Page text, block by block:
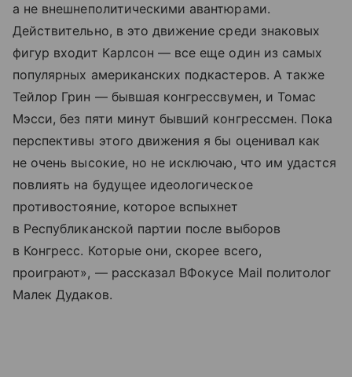
а не внешнеполитическими авантюрами.
Действительно, в это движение среди знаковых
фигур входит Карлсон — все еще один из самых
популярных американских подкастеров. А также
Тейлор Грин — бывшая конгрессвумен, и Томас
Мэсси, без пяти минут бывший конгрессмен. Пока
перспективы этого движения я бы оценивал как
не очень высокие, но не исключаю, что им удастся
повлиять на будущее идеологическое
противостояние, которое вспыхнет
в Республиканской партии после выборов
в Конгресс. Которые они, скорее всего,
проиграют», — рассказал ВФокусе Mail политолог
Малек Дудаков.